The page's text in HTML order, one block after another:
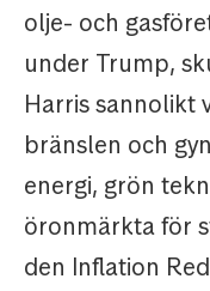
olje- och
under Trump,
Harris sannolikt
bränslen och
energi, grön
öronmärkta för
den Inflation